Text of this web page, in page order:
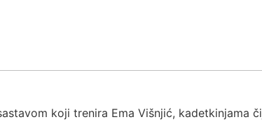
koji trenira Ema Višnjić, kadetkinjama